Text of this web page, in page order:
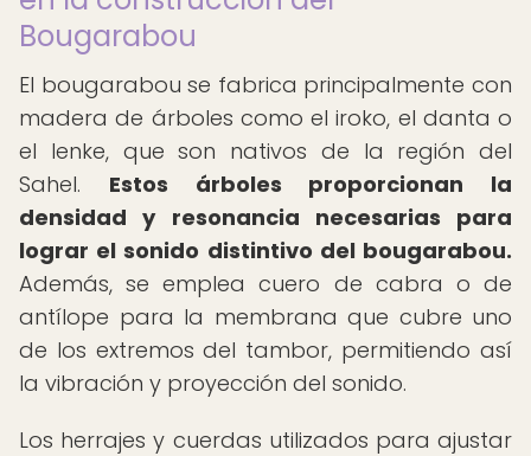
Bougarabou
El bougarabou se fabrica principalmente con
madera de árboles como el iroko, el danta o
el lenke, que son nativos de la región del
Sahel. Estos árboles proporcionan la
densidad y resonancia necesarias para
lograr el sonido distintivo del bougarabou.
Además, se emplea cuero de cabra o de
antílope para la membrana que cubre uno
de los extremos del tambor, permitiendo así
la vibración y proyección del sonido.
Los herrajes y cuerdas utilizados para ajustar